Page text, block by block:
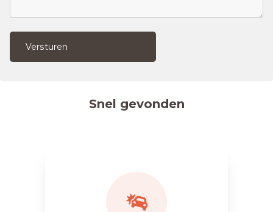
Versturen
Snel gevonden